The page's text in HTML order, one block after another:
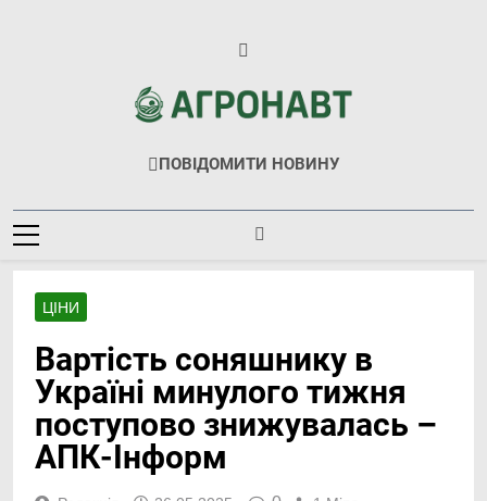
Агронавт
Новини Українського Агробізнесу
ПОВІДОМИТИ НОВИНУ
ЦІНИ
Вартість соняшнику в
Україні минулого тижня
поступово знижувалась –
АПК-Інформ